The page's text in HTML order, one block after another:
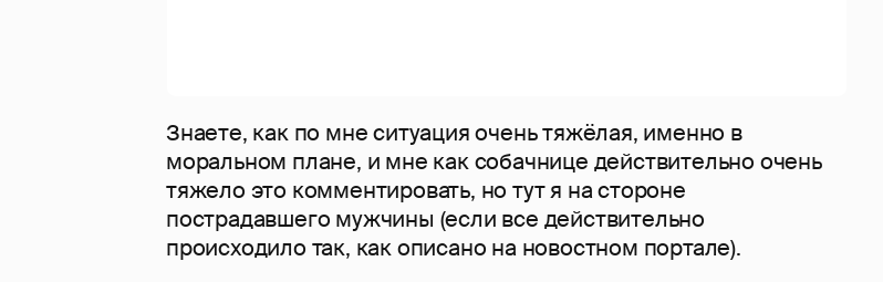
Знаете, как по мне ситуация очень тяжёлая, именно в
моральном плане, и мне как собачнице действительно очень
тяжело это комментировать, но тут я на стороне
пострадавшего мужчины (если все действительно
происходило так, как описано на новостном портале).